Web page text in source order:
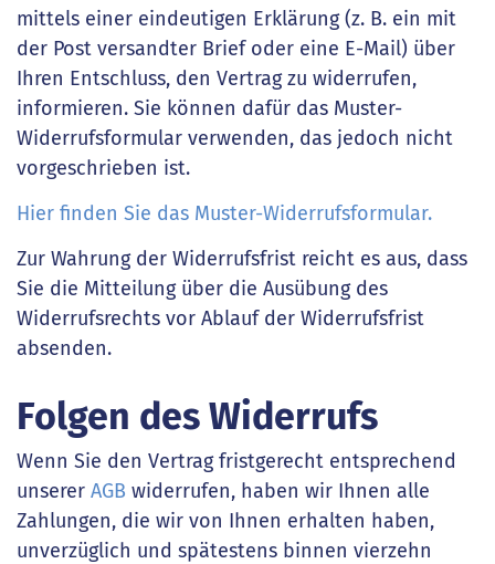
mittels einer eindeutigen Erklärung (z. B. ein mit
der Post versandter Brief oder eine E-Mail) über
Ihren Entschluss, den Vertrag zu widerrufen,
informieren. Sie können dafür das Muster-
Widerrufsformular verwenden, das jedoch nicht
vorgeschrieben ist.
Hier finden Sie das Muster-Widerrufsformular.
Zur Wahrung der Widerrufsfrist reicht es aus, dass
Sie die Mitteilung über die Ausübung des
Widerrufsrechts vor Ablauf der Widerrufsfrist
absenden.
Folgen des Widerrufs
Wenn Sie den Vertrag fristgerecht entsprechend
unserer AGB widerrufen, haben wir Ihnen alle
Zahlungen, die wir von Ihnen erhalten haben,
unverzüglich und spätestens binnen vierzehn